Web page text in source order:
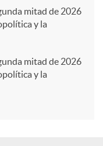
mitad de 2026
y la
mitad de 2026
y la